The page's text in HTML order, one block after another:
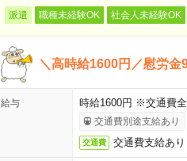
派遣 職種未経験OK 社会人未経験OK
＼高時給1600円／慰労金
給与 時給1600円 ※交通費全
交通費別途支給あり
交通費 交通費支給あり